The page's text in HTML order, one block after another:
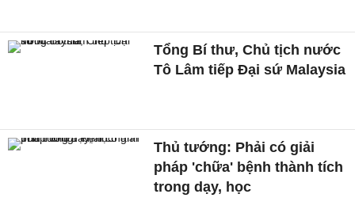
Tổng Bí thư, Chủ tịch nước
Tô Lâm tiếp Đại sứ Malaysia
Thủ tướng: Phải có giải
pháp 'chữa' bệnh thành tích
trong dạy, học